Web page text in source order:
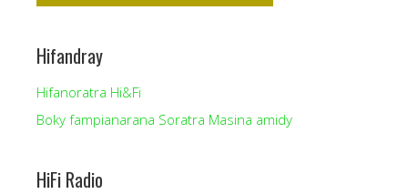
Hifandray
Hifanoratra Hi&Fi
Boky fampianarana Soratra Masina amidy
HiFi Radio